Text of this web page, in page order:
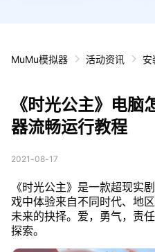
MuMu模拟器 活动资讯 安
《时光公主》电
器流畅运行教程
2021-08-17
《时光公主》是一款超现实
戏中体验来自不同时代、地
未来的抉择。爱，勇气，责
探索。